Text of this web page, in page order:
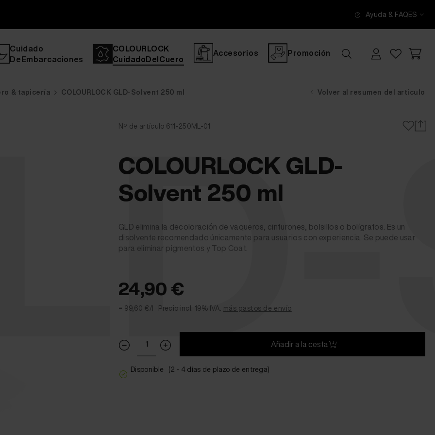
Ayuda & FAQES
Cuidado
DeEmbarcaciones
COLOURLOCK
CuidadoDelCuero
Accesorios Promoción
& tapicería COLOURLOCK GLD-Solvent 250 ml Volver al resumen del artículo
Nº de artículo 611-250ML-01
COLOURLOCK GLD-
Solvent 250 ml
GLD elimina la decoloración de vaqueros, cinturones, bolsillos o bolígrafos. Es un
disolvente recomendado únicamente para usuarios con experiencia. Se puede usar
para eliminar pigmentos y Top Coat.
24,90 €
= 99,60 €/l · Precio incl. 19% IVA. más gastos de envío
Añadir a la cesta
Disponible (2 - 4 días de plazo de entrega)